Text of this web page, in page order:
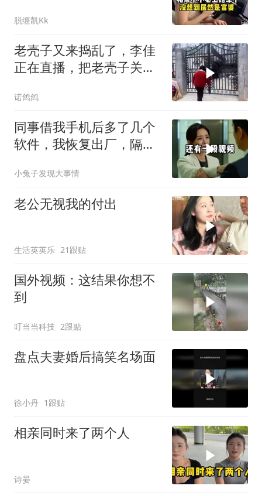
脱缰凯Kk
老壳子又来捣乱了，李佳
正在直播，把老壳子关在
诺鸽鸽
同事借我手机后多了几个
软件，我恢复出厂，隔壁
小兔子发现大事情
老公无视我的付出
生活英英乐 21跟贴
国外视频：这结果你想不
到
叮当当科技 2跟贴
盘点夫妻婚后搞笑名场面
徐小丹 1跟贴
相亲同时来了两个人
诗晏